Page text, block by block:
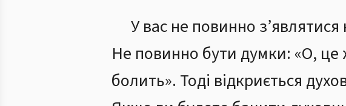
У вас не повинно
Не повинно бути думки: «О, це
болить». Тоді відкриється